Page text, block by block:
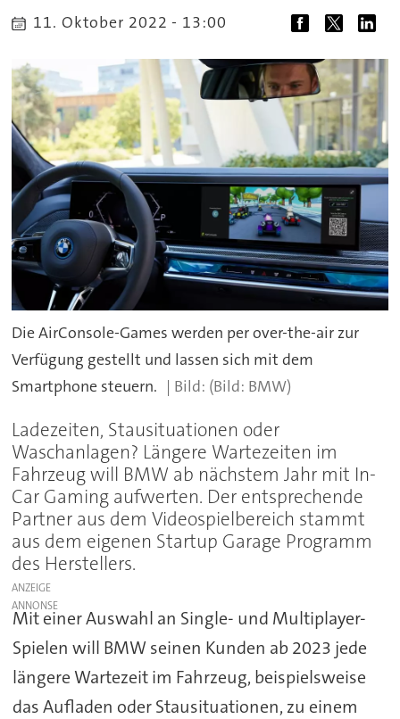
11. Oktober 2022 - 13:00
Die AirConsole-Games werden per over-the-air zur
Verfügung gestellt und lassen sich mit dem
Smartphone steuern.
(Bild: BMW)
Ladezeiten, Stausituationen oder
Waschanlagen? Längere Wartezeiten im
Fahrzeug will BMW ab nächstem Jahr mit In-
Car Gaming aufwerten. Der entsprechende
Partner aus dem Videospielbereich stammt
aus dem eigenen Startup Garage Programm
des Herstellers.
ANZEIGE
Mit einer Auswahl an Single- und Multiplayer-
Spielen will BMW seinen Kunden ab 2023 jede
längere Wartezeit im Fahrzeug, beispielsweise
das Aufladen oder Stausituationen, zu einem